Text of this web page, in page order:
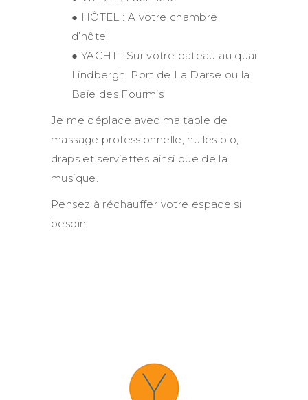
● HÔTEL : A votre chambre
d’hôtel
● YACHT : Sur votre bateau au quai
Lindbergh, Port de La Darse ou la
Baie des Fourmis
Je me déplace avec ma table de
massage professionnelle, huiles bio,
draps et serviettes ainsi que de la
musique.
Pensez à réchauffer votre espace si
besoin.